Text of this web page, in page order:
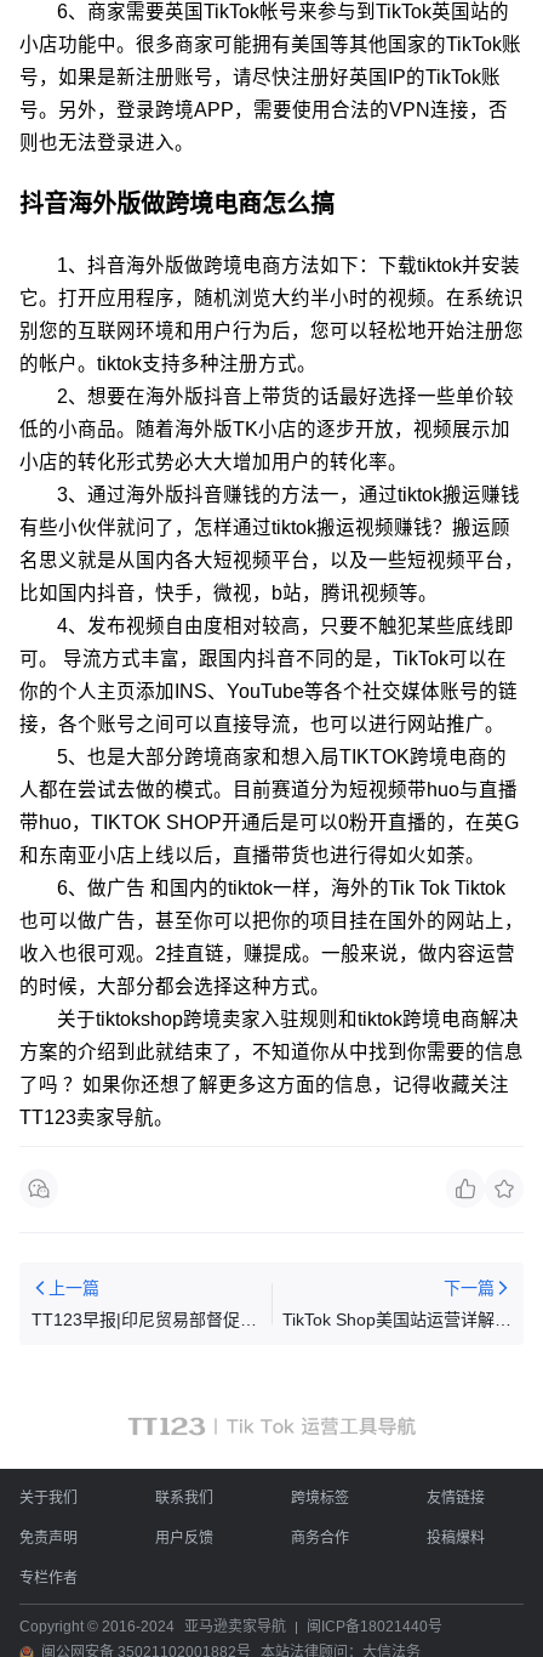
6、商家需要英国TikTok帐号来参与到TikTok英国站的
小店功能中。很多商家可能拥有美国等其他国家的TikTok账
号，如果是新注册账号，请尽快注册好英国IP的TikTok账
号。另外，登录跨境APP，需要使用合法的VPN连接，否
则也无法登录进入。
抖音海外版做跨境电商怎么搞
1、抖音海外版做跨境电商方法如下：下载tiktok并安装
它。打开应用程序，随机浏览大约半小时的视频。在系统识
别您的互联网环境和用户行为后，您可以轻松地开始注册您
的帐户。tiktok支持多种注册方式。
2、想要在海外版抖音上带货的话最好选择一些单价较
低的小商品。随着海外版TK小店的逐步开放，视频展示加
小店的转化形式势必大大增加用户的转化率。
3、通过海外版抖音赚钱的方法一，通过tiktok搬运赚钱
有些小伙伴就问了，怎样通过tiktok搬运视频赚钱？搬运顾
名思义就是从国内各大短视频平台，以及一些短视频平台，
比如国内抖音，快手，微视，b站，腾讯视频等。
4、发布视频自由度相对较高，只要不触犯某些底线即
可。 导流方式丰富，跟国内抖音不同的是，TikTok可以在
你的个人主页添加INS、YouTube等各个社交媒体账号的链
接，各个账号之间可以直接导流，也可以进行网站推广。
5、也是大部分跨境商家和想入局TIKTOK跨境电商的
人都在尝试去做的模式。目前赛道分为短视频带huo与直播
带huo，TIKTOK SHOP开通后是可以0粉开直播的，在英G
和东南亚小店上线以后，直播带货也进行得如火如荼。
6、做广告 和国内的tiktok一样，海外的Tik Tok Tiktok
也可以做广告，甚至你可以把你的项目挂在国外的网站上，
收入也很可观。2挂直链，赚提成。一般来说，做内容运营
的时候，大部分都会选择这种方式。
关于tiktokshop跨境卖家入驻规则和tiktok跨境电商解决
方案的介绍到此就结束了，不知道你从中找到你需要的信息
了吗 ？如果你还想了解更多这方面的信息，记得收藏关注
TT123卖家导航。
上一篇
TT123早报|印尼贸易部督促
下一篇
TikTok Shop美国站运营详解之
关于我们 联系我们 跨境标签 友情链接
免责声明 用户反馈 商务合作 投稿爆料
专栏作者
Copyright © 2016-2024 亚马逊卖家导航
闽ICP备18021440号
闽公网安备 35021102001882号
本站法律顾问：大信法务